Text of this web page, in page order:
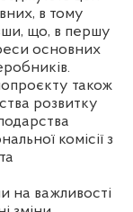
в тому
що, в першу
основних
також
розвитку
комісії з
на важливості